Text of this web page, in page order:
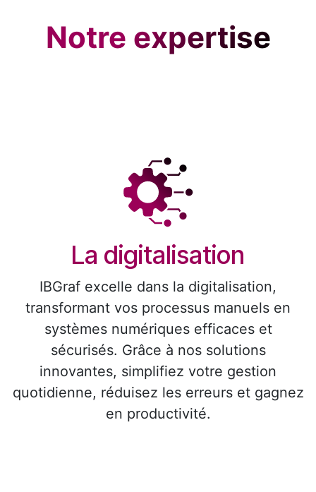
​Notre expertise
La digitalisation
IBGraf excelle dans la digitalisation,
transformant vos processus manuels en
systèmes numériques efficaces et
sécurisés. Grâce à nos solutions
innovantes, simplifiez votre gestion
quotidienne, réduisez les erreurs et gagnez
en productivité.